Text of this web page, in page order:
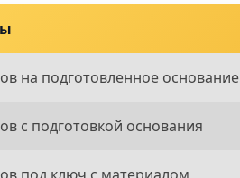
на подготовленное основание
с подготовкой основания